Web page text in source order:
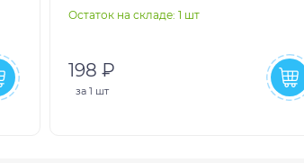
Остаток на складе: 1 шт
198 ₽
за 1 шт